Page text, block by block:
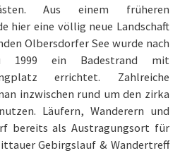
Aus einem früheren
hier eine völlig neue Landschaft
Olbersdorfer See wurde nach
1999 ein Badestrand mit
errichtet. Zahlreiche
inzwischen rund um den zirka
Läufern, Wanderern und
bereits als Austragungsort für
Gebirgslauf & Wandertreff